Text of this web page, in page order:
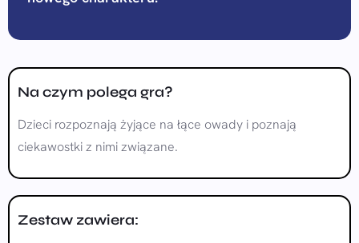
Na czym polega gra?
Dzieci rozpoznają żyjące na łące owady i poznają
ciekawostki z nimi związane.
Zestaw zawiera: